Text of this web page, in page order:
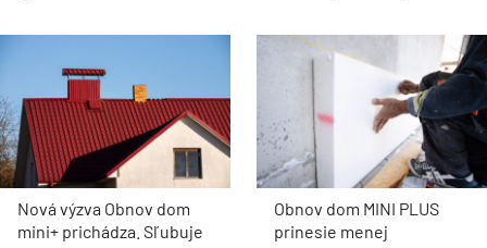
Nová výzva Obnov dom
mini+ prichádza. Sľubuje
Obnov dom MINI PLUS
prinesie menej